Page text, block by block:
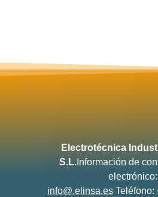
Electrotécnica
S.L.Información de
electrónico:
info@.elinsa.es Teléfono: